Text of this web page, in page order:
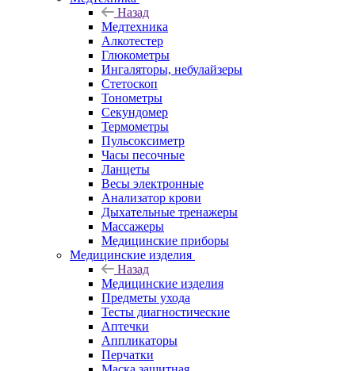
Назад
Медтехника
Алкотестер
Глюкометры
Ингаляторы, небулайзеры
Стетоскоп
Тонометры
Секундомер
Термометры
Пульсоксиметр
Часы песочные
Ланцеты
Весы электронные
Анализатор крови
Дыхательные тренажеры
Массажеры
Медицинские приборы
Медицинские изделия
Назад
Медицинские изделия
Предметы ухода
Тесты диагностические
Аптечки
Аппликаторы
Перчатки